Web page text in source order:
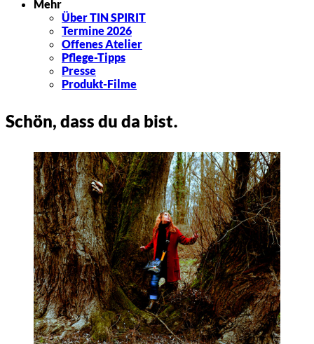
Mehr
Über TIN SPIRIT
Termine 2026
Offenes Atelier
Pflege-Tipps
Presse
Produkt-Filme
Schön, dass du da bist.